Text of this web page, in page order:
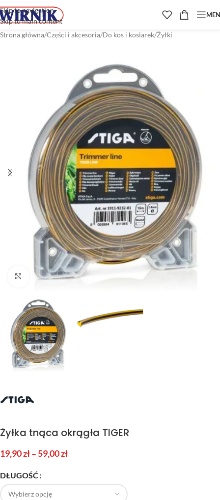
Skip to navigation
Skip to main content
Strona główna/Części i akcesoria/Do kos i kosiarek/Żyłki
Kliknij aby powiększyć
Żyłka tnąca okrągła TIGER
19,90zł– 59,00zł
DŁUGOŚĆ